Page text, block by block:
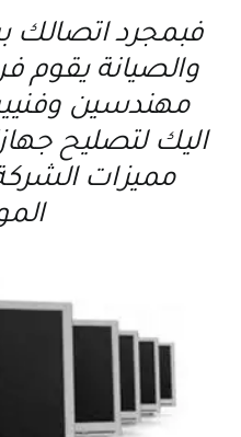
فبمجرد اتصالك
والصيانة
مهندسين
اليك لتصليح
مميزات الشركة